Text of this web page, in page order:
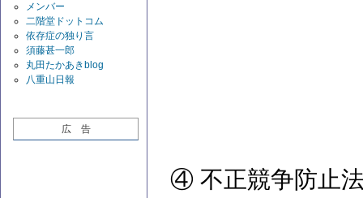
メンバー
二階堂ドットコム
依存症の独り言
須藤甚一郎
丸田たかあきblog
八重山日報
広 告
④ 不正競争防止